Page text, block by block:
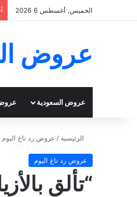
الخميس, أغسطس 6 2026
عروض
عروض السعودية
الرئيسية / عروض رد تاغ اليوم
عروض رد تاغ اليوم
“تألق